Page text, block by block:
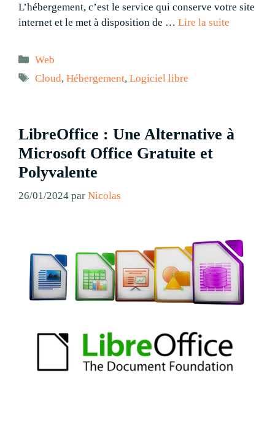
L’hébergement, c’est le service qui conserve votre site
internet et le met à disposition de … Lire la suite
Catégories
Web
Étiquettes
Cloud,Hébergement,Logiciel libre
LibreOffice : Une Alternative à
Microsoft Office Gratuite et
Polyvalente
26/01/2024 par Nicolas